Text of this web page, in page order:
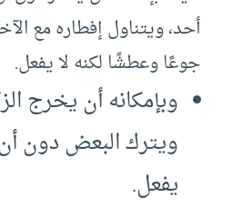
أحد، ويتناول إفطاره مع
جوعًا وعطشًا لكنه لا يفعل.
وبإمكانه أن يخرج
ويترك البعض دون أن
يفعل.